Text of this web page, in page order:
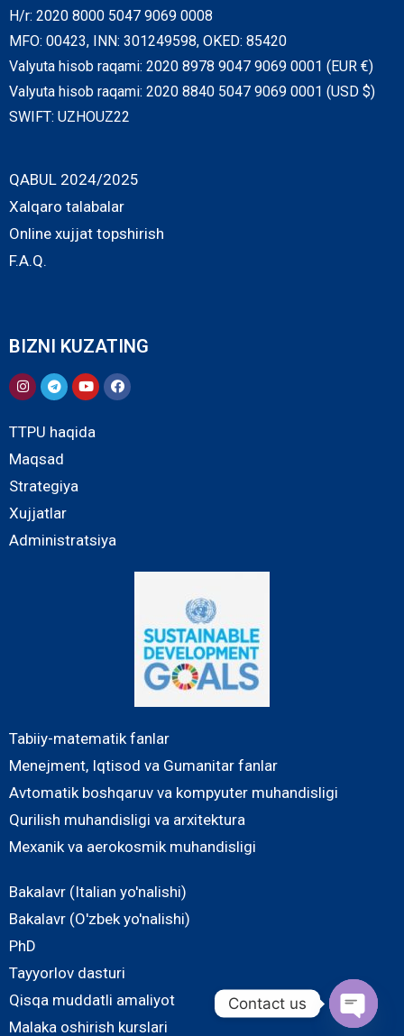
H/r: 2020 8000 5047 9069 0008
MFO: 00423, INN: 301249598, OKED: 85420
Valyuta hisob raqami: 2020 8978 9047 9069 0001 (EUR €)
Valyuta hisob raqami: 2020 8840 5047 9069 0001 (USD $)
SWIFT: UZHOUZ22
QABUL 2024/2025
Xalqaro talabalar
Online xujjat topshirish
F.A.Q.
BIZNI KUZATING
TTPU haqida
Maqsad
Strategiya
Xujjatlar
Administratsiya
Tabiiy-matematik fanlar
Menejment, Iqtisod va Gumanitar fanlar
Avtomatik boshqaruv va kompyuter muhandisligi
Qurilish muhandisligi va arxitektura
Mexanik va aerokosmik muhandisligi
Bakalavr (Italian yo'nalishi)
Bakalavr (O'zbek yo'nalishi)
PhD
Tayyorlov dasturi
Qisqa muddatli amaliyot
Malaka oshirish kurslari
Contact us